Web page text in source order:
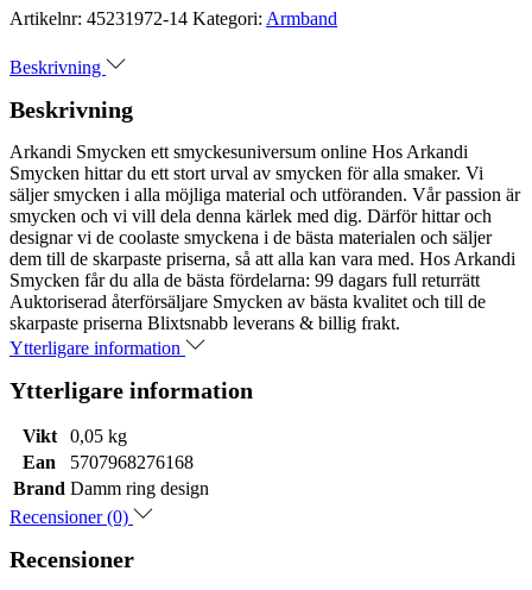
Artikelnr: 45231972-14 Kategori: Armband
Beskrivning
Beskrivning
Arkandi Smycken ett smyckesuniversum online Hos Arkandi
Smycken hittar du ett stort urval av smycken för alla smaker. Vi
säljer smycken i alla möjliga material och utföranden. Vår passion är
smycken och vi vill dela denna kärlek med dig. Därför hittar och
designar vi de coolaste smyckena i de bästa materialen och säljer
dem till de skarpaste priserna, så att alla kan vara med. Hos Arkandi
Smycken får du alla de bästa fördelarna: 99 dagars full returrätt
Auktoriserad återförsäljare Smycken av bästa kvalitet och till de
skarpaste priserna Blixtsnabb leverans & billig frakt.
Ytterligare information
Ytterligare information
Vikt
0,05 kg
Ean
5707968276168
Brand Damm ring design
Recensioner (0)
Recensioner